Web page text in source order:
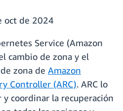
oct de 2024
Service (Amazon
cambio de zona y el
zona de Amazon
Controller (ARC). ARC lo
coordinar la recuperación